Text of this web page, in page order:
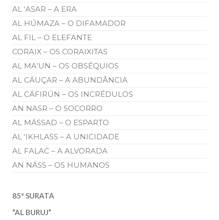
AL ‘ASAR – A ERA
AL HÚMAZA – O DIFAMADOR
AL FIL – O ELEFANTE
CORAIX – OS CORAIXITAS
AL MA’UN – OS OBSÉQUIOS
AL CÁUÇAR – A ABUNDÂNCIA
AL CÁFIRÚN – OS INCRÉDULOS
AN NASR – O SOCORRO
AL MÁSSAD – O ESPARTO
AL ‘IKHLASS – A UNICIDADE
AL FALAC – A ALVORADA
AN NÁSS – OS HUMANOS
85ª SURATA
“AL BURUJ”